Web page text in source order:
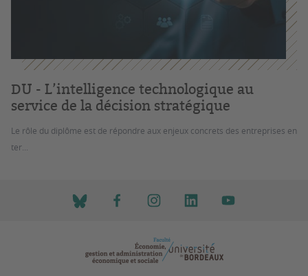
DU - L’intelligence technologique au
service de la décision stratégique
Le rôle du diplôme est de répondre aux enjeux concrets des entreprises en
ter...